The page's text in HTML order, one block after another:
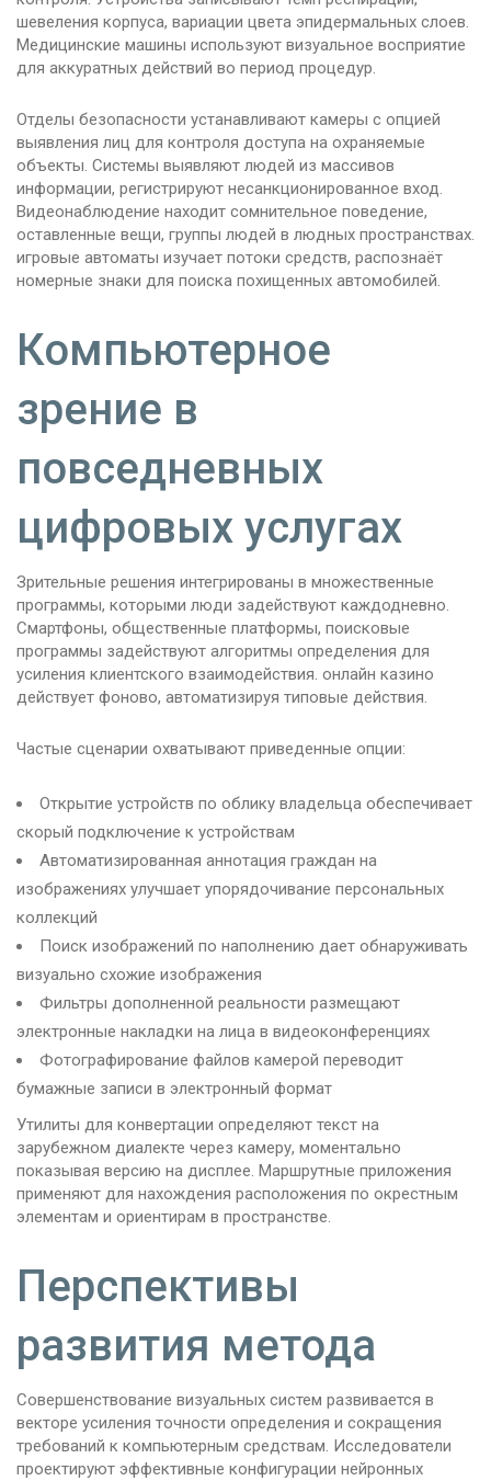
шевеления корпуса, вариации цвета эпидермальных слоев.
Медицинские машины используют визуальное восприятие
для аккуратных действий во период процедур.
Отделы безопасности устанавливают камеры с опцией
выявления лиц для контроля доступа на охраняемые
объекты. Системы выявляют людей из массивов
информации, регистрируют несанкционированное вход.
Видеонаблюдение находит сомнительное поведение,
оставленные вещи, группы людей в людных пространствах.
игровые автоматы изучает потоки средств, распознаёт
номерные знаки для поиска похищенных автомобилей.
Компьютерное
зрение в
повседневных
цифровых услугах
Зрительные решения интегрированы в множественные
программы, которыми люди задействуют каждодневно.
Смартфоны, общественные платформы, поисковые
программы задействуют алгоритмы определения для
усиления клиентского взаимодействия. онлайн казино
действует фоново, автоматизируя типовые действия.
Частые сценарии охватывают приведенные опции:
Открытие устройств по облику владельца обеспечивает
скорый подключение к устройствам
Автоматизированная аннотация граждан на
изображениях улучшает упорядочивание персональных
коллекций
Поиск изображений по наполнению дает обнаруживать
визуально схожие изображения
Фильтры дополненной реальности размещают
электронные накладки на лица в видеоконференциях
Фотографирование файлов камерой переводит
бумажные записи в электронный формат
Утилиты для конвертации определяют текст на
зарубежном диалекте через камеру, моментально
показывая версию на дисплее. Маршрутные приложения
применяют для нахождения расположения по окрестным
элементам и ориентирам в пространстве.
Перспективы
развития метода
Совершенствование визуальных систем развивается в
векторе усиления точности определения и сокращения
требований к компьютерным средствам. Исследователи
проектируют эффективные конфигурации нейронных